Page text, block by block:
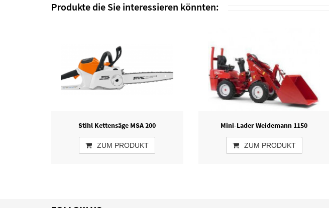
Produkte die Sie interessieren könnten:
Stihl Kettensäge MSA 200
ZUM PRODUKT
Mini-Lader Weidemann 1150
ZUM PRODUKT